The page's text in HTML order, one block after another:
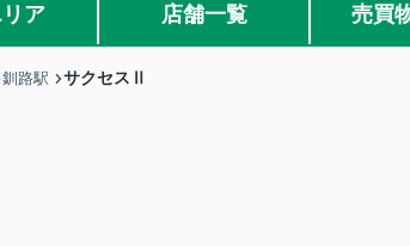
ア 店舗一覧 売買
釧路駅 サクセスⅡ